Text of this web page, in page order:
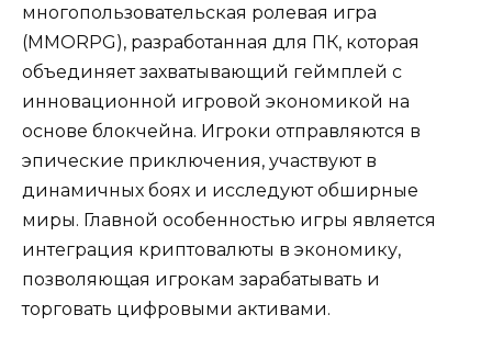
многопользовательская ролевая игра
(MMORPG), разработанная для ПК, которая
объединяет захватывающий геймплей с
инновационной игровой экономикой на
основе блокчейна. Игроки отправляются в
эпические приключения, участвуют в
динамичных боях и исследуют обширные
миры. Главной особенностью игры является
интеграция криптовалюты в экономику,
позволяющая игрокам зарабатывать и
торговать цифровыми активами.